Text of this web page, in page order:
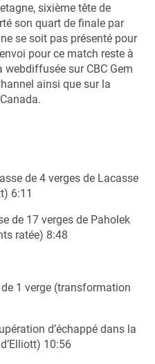
sixième tête de
son quart de finale par
se soit pas présenté pour
pour ce match reste à
webdiffusée sur CBC Gem
ainsi que sur la
de 4 verges de Lacasse
6:11
de 17 verges de Paholek
ratée) 8:48
1 verge (transformation
d’échappé dans la
10:56